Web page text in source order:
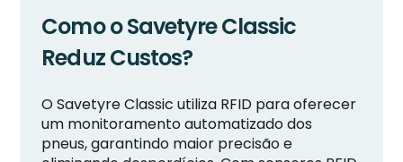
Como o Savetyre Classic
Reduz Custos?
O Savetyre Classic utiliza RFID para oferecer
um monitoramento automatizado dos
pneus, garantindo maior precisão e